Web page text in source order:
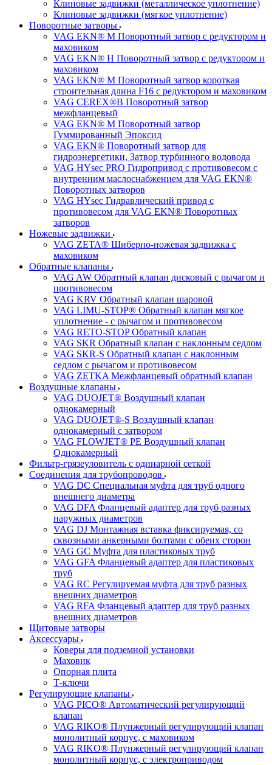
Клиновые задвижки (металлическое уплотнение)
Клиновые задвижки (мягкое уплотнение)
Поворотные затворы
VAG EKN® M Поворотный затвор с редуктором и
маховиком
VAG EKN® H Поворотный затвор с редуктором и
маховиком
VAG EKN® M Поворотный затвор короткая
строительная длина F16 с редуктором и маховиком
VAG CEREX®B Поворотный затвор
межфланцевый
VAG EKN® M Поворотный затвор
Гуммированный Эпоксид
VAG EKN® Поворотный затвор для
гидроэнергетики, Затвор турбинного водовода
VAG HYsec PRO Гидропривод с противовесом с
внутренним маслоснабжением для VAG EKN®
Поворотных затворов
VAG HYsec Гидравлический привод с
противовесом для VAG EKN® Поворотных
затворов
Ножевые задвижки
VAG ZETA® Шиберно-ножевая задвижка с
маховиком
Обратные клапаны
VAG AW Обратный клапан дисковый с рычагом и
противовесом
VAG KRV Обратный клапан шаровой
VAG LIMU-STOP® Обратный клапан мягкое
уплотнение - с рычагом и противовесом
VAG RETO-STOP Обратный клапан
VAG SKR Обратный клапан с наклонным седлом
VAG SKR-S Обратный клапан с наклонным
седлом с рычагом и противовесом
VAG ZETKA Межфланцевый обратный клапан
Воздушные клапаны
VAG DUOJET® Воздушный клапан
однокамерный
VAG DUOJET®-S Воздушный клапан
однокамерный с затвором
VAG FLOWJET® PE Воздушный клапан
Однокамерный
Фильтр-грязеуловитель с одинарной сеткой
Соединения для трубопроводов
VAG DC Специальная муфта для труб одного
внешнего диаметра
VAG DFA Фланцевый адаптер для труб разных
наружных диаметров
VAG DJ Монтажная вставка фиксируемая, со
сквозными анкерными болтами с обеих сторон
VAG GC Муфта для пластиковых труб
VAG GFA Фланцевый адаптер для пластиковых
труб
VAG RC Регулируемая муфта для труб разных
внешних диаметров
VAG RFA Фланцевый адаптер для труб разных
внешних диаметров
Щитовые затворы
Аксессуары
Коверы для подземной установки
Маховик
Опорная плита
Т-ключи
Регулирующие клапаны
VAG PICO® Автоматический регулирующий
клапан
VAG RIKO® Плунжерный регулирующий клапан
монолитный корпус, с маховиком
VAG RIKO® Плунжерный регулирующий клапан
монолитный корпус, с электроприводом